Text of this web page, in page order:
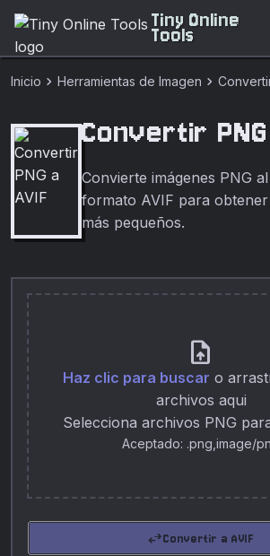
Tiny Online
Tools
Inicio chevron_right Herramientas de Imagen chevron_right
Convertir
Convierte imágenes PNG
formato AVIF para
más pequeños.
upload_file
Haz clic para buscar o
archivos aqui
Selecciona archivos PNG
Aceptado: .png,image/
swap_horizConvertir a AVIF